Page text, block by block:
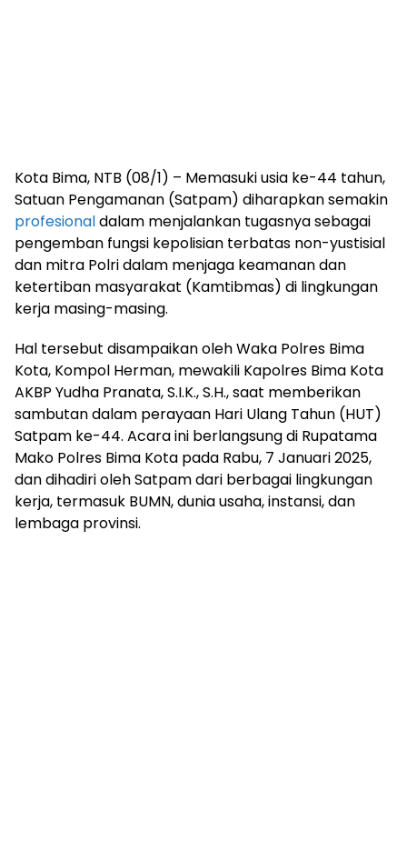
Kota Bima, NTB (08/1) – Memasuki usia ke-44 tahun,
Satuan Pengamanan (Satpam) diharapkan semakin
profesionaldalam menjalankan tugasnya sebagai
pengemban fungsi kepolisian terbatas non-yustisial
dan mitra Polri dalam menjaga keamanan dan
ketertiban masyarakat (Kamtibmas) di lingkungan
kerja masing-masing.
Hal tersebut disampaikan oleh Waka Polres Bima
Kota, Kompol Herman, mewakili Kapolres Bima Kota
AKBP Yudha Pranata, S.I.K., S.H., saat memberikan
sambutan dalam perayaan Hari Ulang Tahun (HUT)
Satpam ke-44. Acara ini berlangsung di Rupatama
Mako Polres Bima Kota pada Rabu, 7 Januari 2025,
dan dihadiri oleh Satpam dari berbagai lingkungan
kerja, termasuk BUMN, dunia usaha, instansi, dan
lembaga provinsi.